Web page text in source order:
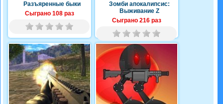
Разъяренные быки
Сыграно 108 раз
Зомби апокалипсис:
Выживание Z
Сыграно 216 раз